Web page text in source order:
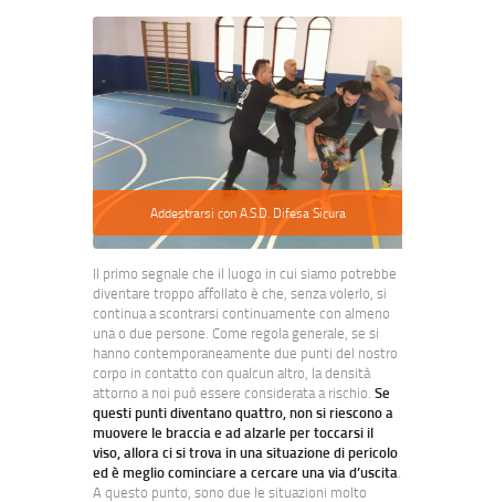
Addestrarsi con A.S.D. Difesa Sicura
Il primo segnale che il luogo in cui siamo potrebbe
diventare troppo affollato è che, senza volerlo, si
continua a scontrarsi continuamente con almeno
una o due persone. Come regola generale, se si
hanno contemporaneamente due punti del nostro
corpo in contatto con qualcun altro, la densità
attorno a noi può essere considerata a rischio. Se
questi punti diventano quattro, non si riescono a
muovere le braccia e ad alzarle per toccarsi il
viso, allora ci si trova in una situazione di pericolo
ed è meglio cominciare a cercare una via d’uscita.
A questo punto, sono due le situazioni molto